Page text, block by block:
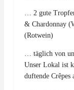
… 2 gute
& Chardonnay
(Rotwein)
… täglich von
Unser Lokal ist
duftende Crêpes